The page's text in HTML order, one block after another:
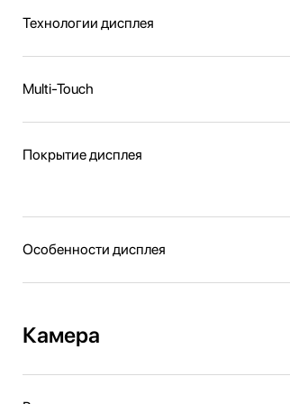
Технологии дисплея
Multi-Touch
Покрытие дисплея
Особенности дисплея
Камера